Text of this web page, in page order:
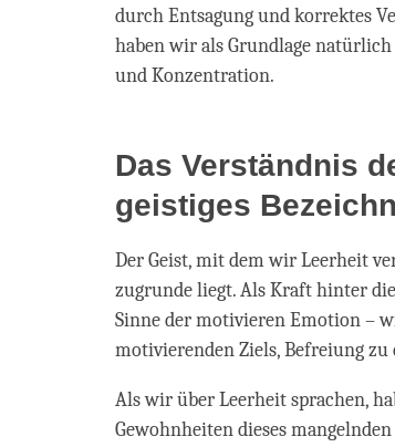
durch Entsagung und korrektes
haben wir als Grundlage
und Konzentration.
Das Verständnis
geistiges
Der Geist, mit dem wir Leerheit
zugrunde liegt. Als Kraft hinter
Sinne der motivieren Emotion –
motivierenden Ziels, Befreiung zu
Als wir über Leerheit sprachen,
Gewohnheiten dieses